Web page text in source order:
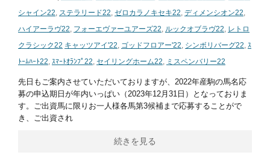
シャイン22
ステラリード22 ゼロカラノキセキ22 ディメンシオン22
ハイアーラヴ22 フォーエヴァーユアーズ22 ルックオブラヴ22 レトロ
クラシック22 キャッツアイ'22 ゴッドフロアー'22 シンボリバーグ22 ｽ
ﾄｰﾑﾊｰﾄ22 ｽﾏｰﾄｵﾗﾝﾌﾟ22 セイリングホーム22 ミスペンバリー22
先日もご案内させていただいておりますが、2022年産駒の馬名応
募の申込期日が年内いっぱい（2023年12月31日）となっておりま
す。ご出資馬に限りお一人様各馬第3候補まで応募することがで
き、ご出資され
続きを見る